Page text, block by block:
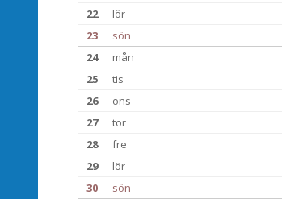
22
lör
23
sön
24
mån
25
tis
26
ons
27
tor
28
fre
29
lör
30
sön